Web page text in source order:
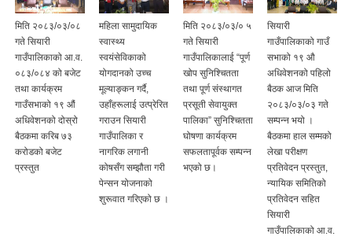
मिति २०८३/०३/०८
गते सियारी
गाउँपालिकाको आ.व.
०८३/०८४ को बजेट
तथा कार्यक्रम
गाउँसभाको १९ औं
अधिवेशनको दोस्रो
बैठकमा करिब ७३
करोडको बजेट
प्रस्तुत
महिला सामुदायिक
स्वास्थ्य
स्वयंसेविकाको
योगदानको उच्च
मूल्याङ्कन गर्दै,
उहाँहरूलाई उत्प्रेरित
गराउन सियारी
गाउँपालिका र
नागरिक लगानी
कोषसँग सम्झौता गरी
पेन्सन योजनाको
शुरूवात गरिएको छ ।
मिति २०८३/०३/० ५
गते सियारी
गाउँपालिकालाई “पूर्ण
खोप सुनिश्चितता
तथा पूर्ण संस्थागत
प्रसूती सेवायुक्त
पालिका” सुनिश्चितता
घोषणा कार्यक्रम
सफलतापूर्वक सम्पन्न
भएको छ।
सियारी
गाउँपालिकाको गाउँ
सभाको १९ औ
अधिवेशनको पहिलो
बैठक आज मिति
२०८३/०३/०३ गते
सम्पन्न भयो ।
बैठकमा हाल सम्मको
लेखा परीक्षण
प्रतिवेदन प्रस्तुत,
न्यायिक समितिको
प्रतिवेदन सहित
सियारी
गाउँपालिकाको आ.व.